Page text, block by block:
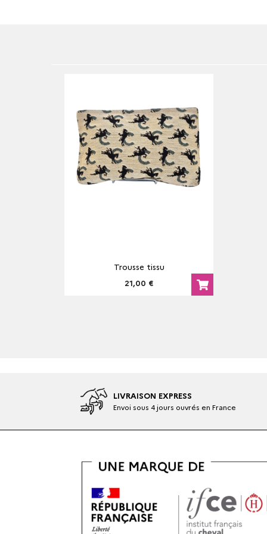
Trousse tissu
21,00 €
LIVRAISON EXPRESS
Envoi sous 4 jours ouvrés en France